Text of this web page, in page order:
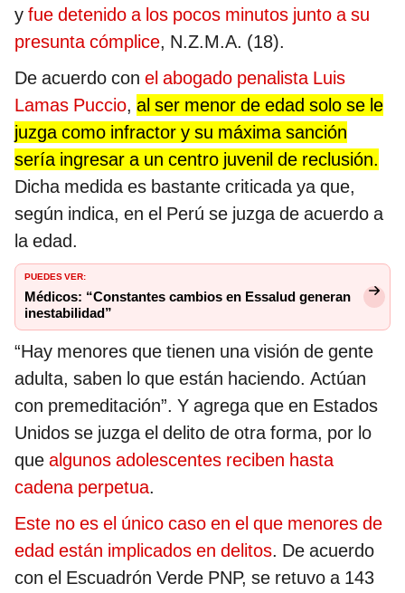
y fue detenido a los pocos minutos junto a su
presunta cómplice, N.Z.M.A. (18).
De acuerdo con el abogado penalista Luis
Lamas Puccio, al ser menor de edad solo se le
juzga como infractor y su máxima sanción
sería ingresar a un centro juvenil de reclusión.
Dicha medida es bastante criticada ya que,
según indica, en el Perú se juzga de acuerdo a
la edad.
PUEDES VER:
Médicos: “Constantes cambios en Essalud generan
inestabilidad”
“Hay menores que tienen una visión de gente
adulta, saben lo que están haciendo. Actúan
con premeditación”. Y agrega que en Estados
Unidos se juzga el delito de otra forma, por lo
que algunos adolescentes reciben hasta
cadena perpetua.
Este no es el único caso en el que menores de
edad están implicados en delitos. De acuerdo
con el Escuadrón Verde PNP, se retuvo a 143